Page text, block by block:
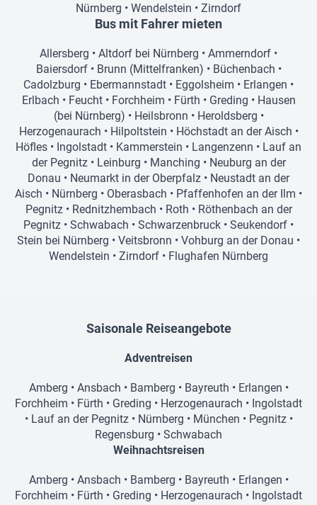
Nürnberg • Wendelstein • Zirndorf
Bus mit Fahrer mieten
Allersberg • Altdorf bei Nürnberg • Ammerndorf •
Baiersdorf• Brunn (Mittelfranken) • Büchenbach •
Cadolzburg • Ebermannstadt • Eggolsheim • Erlangen •
Erlbach • Feucht• Forchheim • Fürth • Greding • Hausen
(bei Nürnberg) • Heilsbronn • Heroldsberg •
Herzogenaurach • Hilpoltstein • Höchstadt an der Aisch •
Höfles • Ingolstadt • Kammerstein • Langenzenn • Lauf an
der Pegnitz• Leinburg • Manching • Neuburg an der
Donau • Neumarkt in der Oberpfalz • Neustadt an der
Aisch • Nürnberg • Oberasbach • Pfaffenhofen an der Ilm •
Pegnitz• Rednitzhembach • Roth • Röthenbach an der
Pegnitz • Schwabach • Schwarzenbruck • Seukendorf •
Stein bei Nürnberg • Veitsbronn • Vohburg an der Donau •
Wendelstein • Zirndorf • Flughafen Nürnberg
Saisonale Reiseangebote
Adventreisen
Amberg • Ansbach • Bamberg • Bayreuth • Erlangen •
Forchheim • Fürth • Greding • Herzogenaurach • Ingolstadt
• Lauf an der Pegnitz• Nürnberg • München • Pegnitz•
Regensburg • Schwabach
Weihnachtsreisen
Amberg • Ansbach • Bamberg • Bayreuth • Erlangen •
Forchheim • Fürth • Greding • Herzogenaurach • Ingolstadt